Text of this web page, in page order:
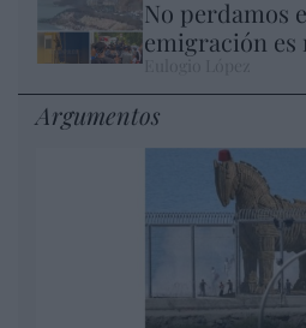
No perdamos
emigración es
Argumentos